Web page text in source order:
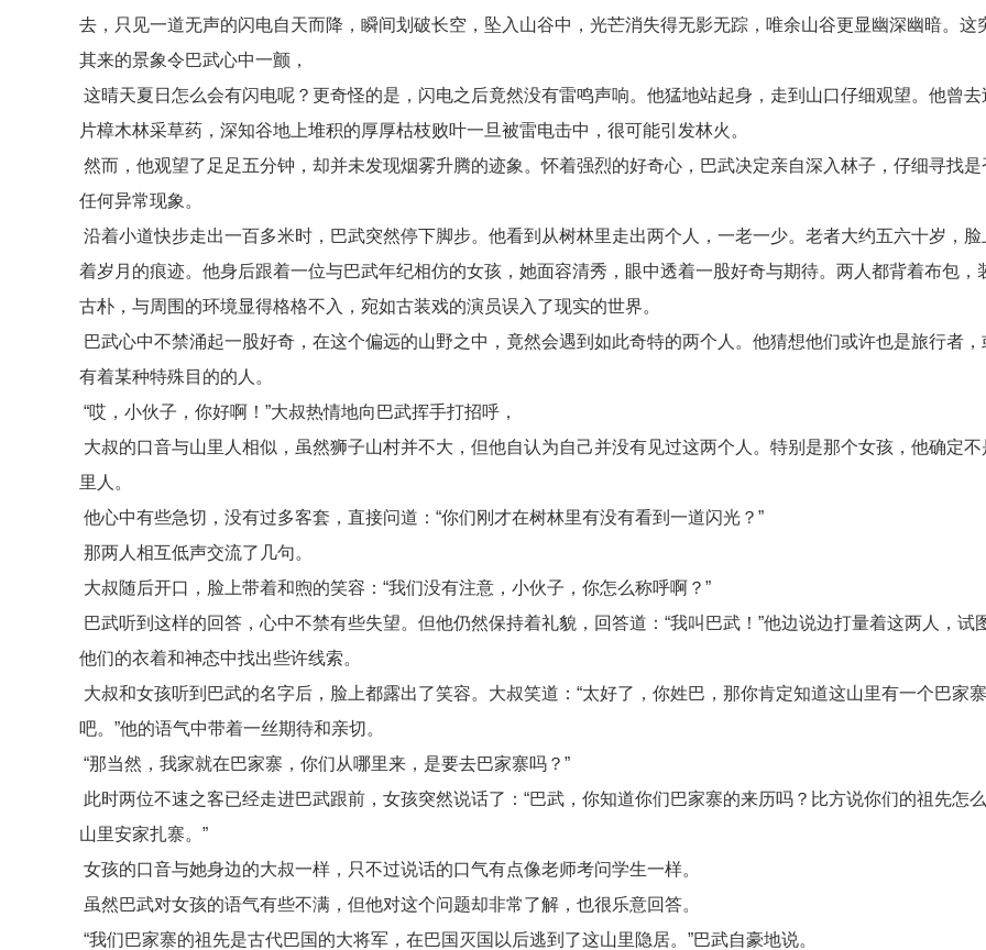
去，只见一道无声的闪电自天而降，瞬间划破长空，坠入山谷中，光芒消失得无影无踪，唯余山谷更显幽深幽暗。这
其来的景象令巴武心中一颤，
这晴天夏日怎么会有闪电呢？更奇怪的是，闪电之后竟然没有雷鸣声响。他猛地站起身，走到山口仔细观望。他曾去
片樟木林采草药，深知谷地上堆积的厚厚枯枝败叶一旦被雷电击中，很可能引发林火。
然而，他观望了足足五分钟，却并未发现烟雾升腾的迹象。怀着强烈的好奇心，巴武决定亲自深入林子，仔细寻找是
任何异常现象。
沿着小道快步走出一百多米时，巴武突然停下脚步。他看到从树林里走出两个人，一老一少。老者大约五六十岁，脸
着岁月的痕迹。他身后跟着一位与巴武年纪相仿的女孩，她面容清秀，眼中透着一股好奇与期待。两人都背着布包，
古朴，与周围的环境显得格格不入，宛如古装戏的演员误入了现实的世界。
巴武心中不禁涌起一股好奇，在这个偏远的山野之中，竟然会遇到如此奇特的两个人。他猜想他们或许也是旅行者，
有着某种特殊目的的人。
“哎，小伙子，你好啊！”大叔热情地向巴武挥手打招呼，
大叔的口音与山里人相似，虽然狮子山村并不大，但他自认为自己并没有见过这两个人。特别是那个女孩，他确定不
里人。
他心中有些急切，没有过多客套，直接问道：“你们刚才在树林里有没有看到一道闪光？”
那两人相互低声交流了几句。
大叔随后开口，脸上带着和煦的笑容：“我们没有注意，小伙子，你怎么称呼啊？”
巴武听到这样的回答，心中不禁有些失望。但他仍然保持着礼貌，回答道：“我叫巴武！”他边说边打量着这两人，试
他们的衣着和神态中找出些许线索。
大叔和女孩听到巴武的名字后，脸上都露出了笑容。大叔笑道：“太好了，你姓巴，那你肯定知道这山里有一个巴家寨
吧。”他的语气中带着一丝期待和亲切。
“那当然，我家就在巴家寨，你们从哪里来，是要去巴家寨吗？”
此时两位不速之客已经走进巴武跟前，女孩突然说话了：“巴武，你知道你们巴家寨的来历吗？比方说你们的祖先怎
山里安家扎寨。”
女孩的口音与她身边的大叔一样，只不过说话的口气有点像老师考问学生一样。
虽然巴武对女孩的语气有些不满，但他对这个问题却非常了解，也很乐意回答。
“我们巴家寨的祖先是古代巴国的大将军，在巴国灭国以后逃到了这山里隐居。”巴武自豪地说。